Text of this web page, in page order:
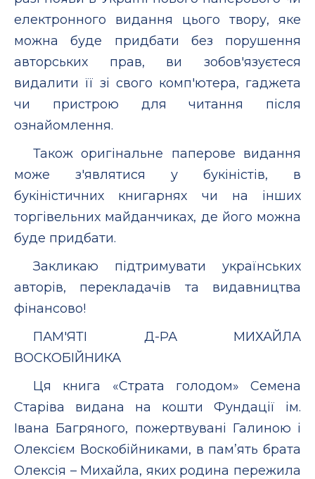
електронного видання цього твору, яке
можна буде придбати без порушення
авторських прав, ви зобов'язуєтеся
видалити її зі свого комп'ютера, гаджета
чи пристрою для читання після
ознайомлення.
Також оригінальне паперове видання
може з'являтися у букіністів, в
букіністичних книгарнях чи на інших
торгівельних майданчиках, де його можна
буде придбати.
Закликаю підтримувати українських
авторів, перекладачів та видавництва
фінансово!
ПАМ'ЯТІ Д-РА МИХАЙЛА
ВОСКОБІЙНИКА
Ця книга «Страта голодом» Семена
Старіва видана на кошти Фундації ім.
Івана Багряного, пожертвувані Галиною і
Олексієм Воскобійниками, в пам’ять брата
Олексія – Михайла, яких родина пережила